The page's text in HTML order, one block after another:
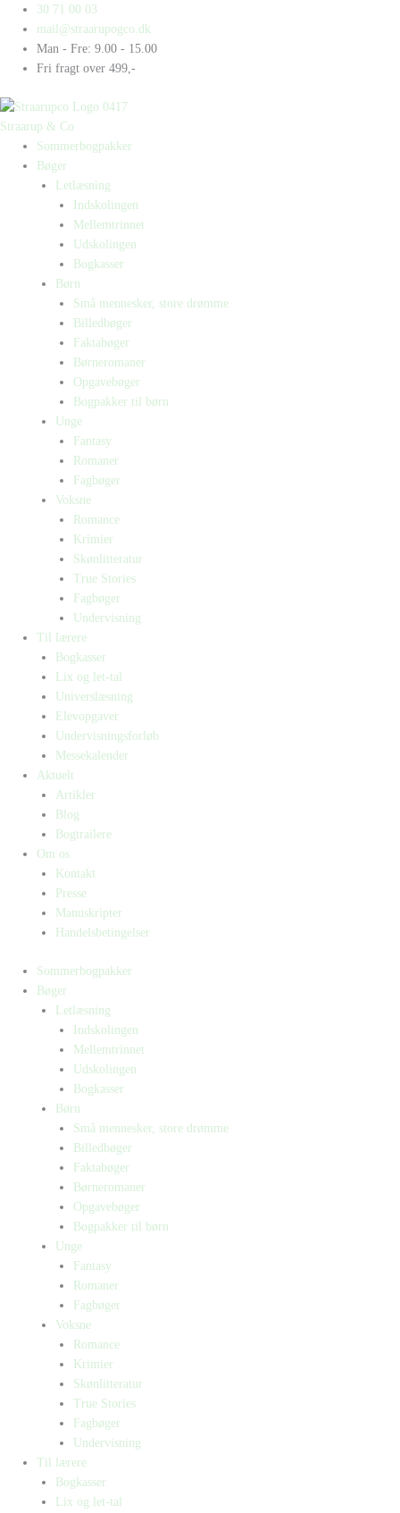
indholdet
30 71 00 03
mail@straarupogco.dk
Man - Fre: 9.00 - 15.00
Fri fragt over 499,-
Straarup & Co
Sommerbogpakker
Bøger
Letlæsning
Indskolingen
Mellemtrinnet
Udskolingen
Bogkasser
Børn
Små mennesker, store drømme
Billedbøger
Faktabøger
Børneromaner
Opgavebøger
Bogpakker til børn
Unge
Fantasy
Romaner
Fagbøger
Voksne
Romance
Krimier
Skønlitteratur
True Stories
Fagbøger
Undervisning
Til lærere
Bogkasser
Lix og let-tal
Universlæsning
Elevopgaver
Undervisningsforløb
Messekalender
Aktuelt
Artikler
Blog
Bogtrailere
Om os
Kontakt
Presse
Manuskripter
Handelsbetingelser
Sommerbogpakker
Bøger
Letlæsning
Indskolingen
Mellemtrinnet
Udskolingen
Bogkasser
Børn
Små mennesker, store drømme
Billedbøger
Faktabøger
Børneromaner
Opgavebøger
Bogpakker til børn
Unge
Fantasy
Romaner
Fagbøger
Voksne
Romance
Krimier
Skønlitteratur
True Stories
Fagbøger
Undervisning
Til lærere
Bogkasser
Lix og let-tal
Products
search
Products
search